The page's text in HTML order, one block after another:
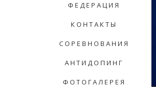
ФЕДЕРАЦИЯ
КОНТАКТЫ
СОРЕВНОВАНИЯ
АНТИДОПИНГ
ФОТОГАЛЕРЕЯ